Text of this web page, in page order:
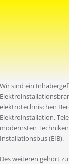
Elektro
Wir sind ein
elektrotechnischen
Elektroinstallation,
modernsten
Installationsbus (EIB).
Des weiteren gehört